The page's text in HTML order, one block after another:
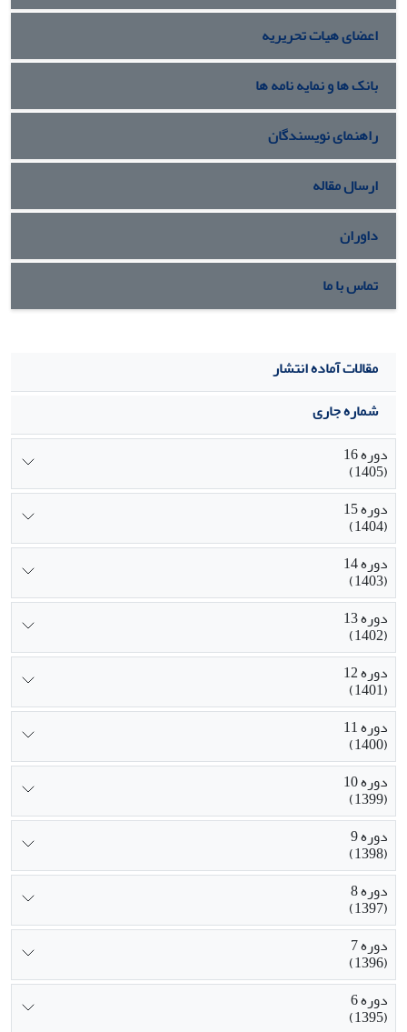
اعضای هیات تحریریه
بانک ها و نمایه نامه ها
راهنمای نویسندگان
ارسال مقاله
داوران
تماس با ما
مقالات آماده انتشار
شماره جاری
دوره 16
(1405)
دوره 15
(1404)
دوره 14
(1403)
دوره 13
(1402)
دوره 12
(1401)
دوره 11
(1400)
دوره 10
(1399)
دوره 9
(1398)
دوره 8
(1397)
دوره 7
(1396)
دوره 6
(1395)